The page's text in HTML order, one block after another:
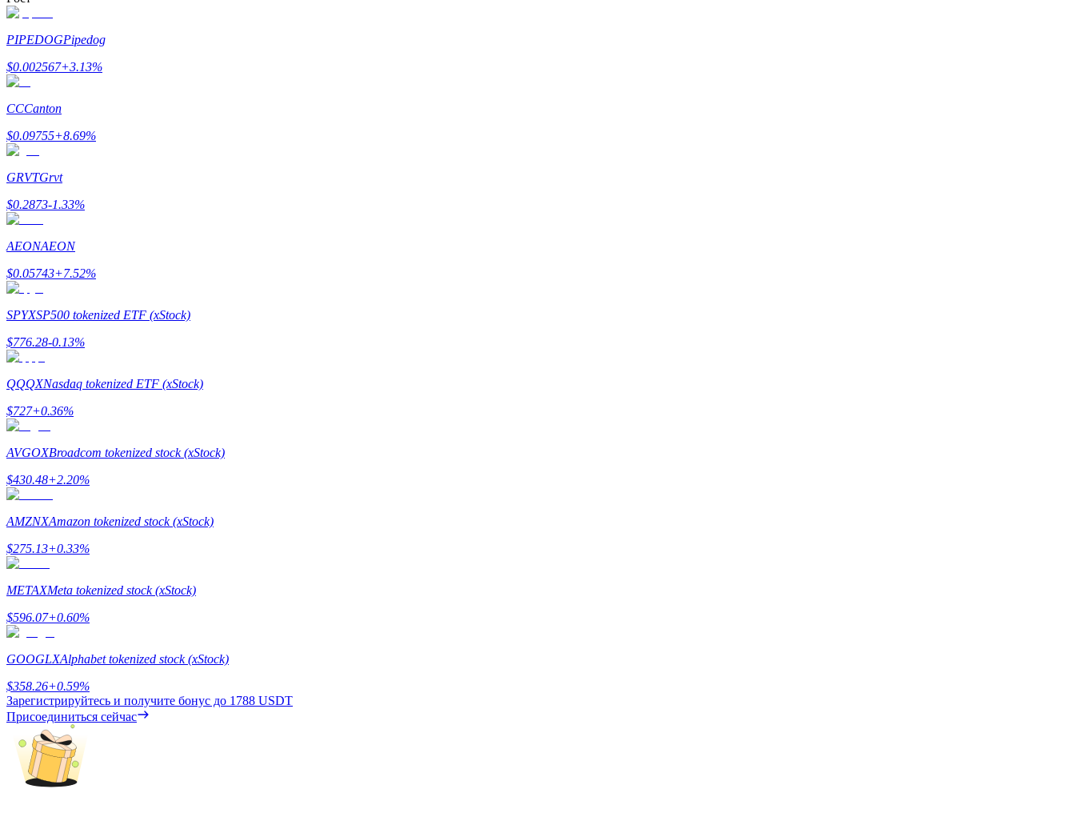
Станьте копи-трейдером
Наслаждайтесь распределением прибыли и комиссиями за копи-трейдинг
Информация
Анализ больших данных, включая торговую информацию и т. д.
Гид
Руководство для начинающих по фьючерсам
Торговые стратегии
Узнайте, как оставаться прибыльным
PIPEDOGPipedog
$0.002567+3.13%
CCCanton
$0.09755+8.69%
GRVTGrvt
$0.2873-1.33%
AEONAEON
$0.05743+7.52%
SPYXSP500 tokenized ETF (xStock)
$776.28-0.13%
QQQXNasdaq tokenized ETF (xStock)
$727+0.36%
AVGOXBroadcom tokenized stock (xStock)
$430.48+2.20%
AMZNXAmazon tokenized stock (xStock)
$275.13+0.33%
METAXMeta tokenized stock (xStock)
$596.07+0.60%
GOOGLXAlphabet tokenized stock (xStock)
$358.26+0.59%
Зарегистрируйтесь и получите бонус до 1788 USDT
Присоединиться сейчас